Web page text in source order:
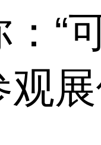
“